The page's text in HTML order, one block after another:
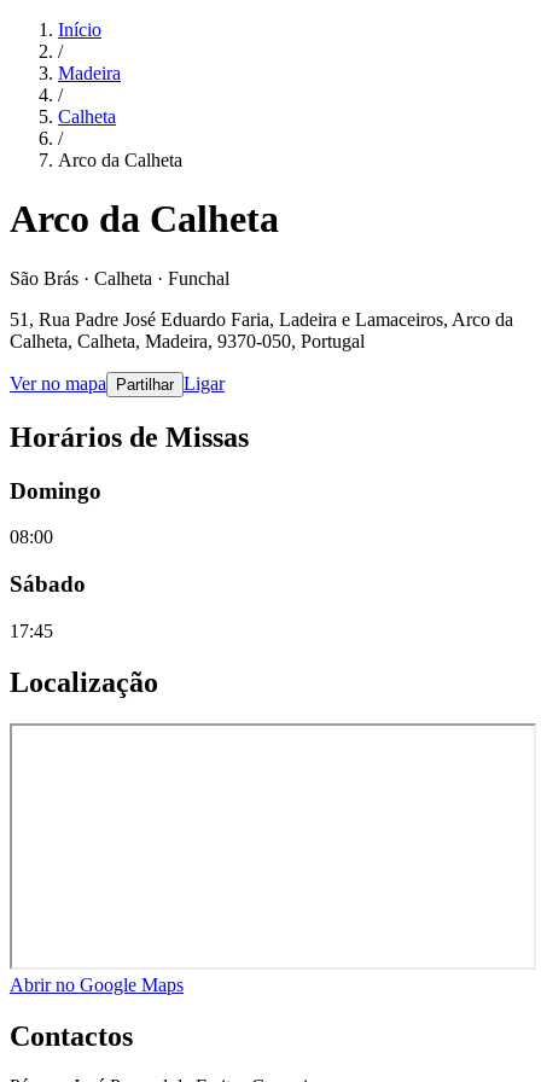
Início
/
Madeira
/
Calheta
/
Arco da Calheta
Arco da Calheta
São Brás · Calheta · Funchal
51, Rua Padre José Eduardo Faria, Ladeira e Lamaceiros, Arco da
Calheta, Calheta, Madeira, 9370-050, Portugal
Ver no mapa Partilhar Ligar
Horários de Missas
Domingo
08:00
Sábado
17:45
Localização
Abrir no Google Maps
Contactos